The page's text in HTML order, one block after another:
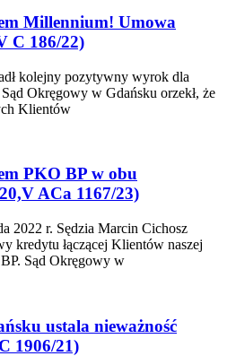
Millennium! Umowa
C 186/22)
kolejny pozytywny wyrok dla
Okręgowy w Gdańsku orzekł, że
Klientów
PKO BP w obu
ACa 1167/23)
2022 r. Sędzia Marcin Cichosz
kredytu łączącej Klientów naszej
Sąd Okręgowy w
ustala nieważność
1906/21)